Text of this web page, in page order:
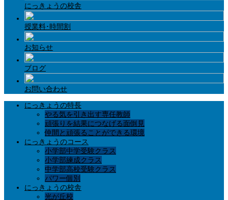
にっきょうの校舎
授業料･時間割
お知らせ
ブログ
お問い合わせ
にっきょうの特長
やる気を引き出す専任教師
頑張りを結果につなげる面倒見
仲間と頑張ることができる環境
にっきょうのコース
小学部中学受験クラス
小学部練成クラス
中学部高校受験クラス
パワー個別
にっきょうの校舎
光が丘校